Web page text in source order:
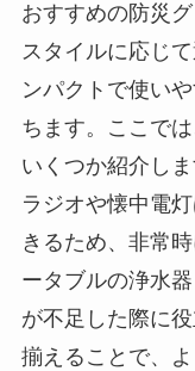
おすすめの防災
スタイルに応じ
ンパクトで使い
ちます。ここで
いくつか紹介し
ラジオや懐中電
きるため、非常
ータブルの浄水
が不足した際に
揃えることで、